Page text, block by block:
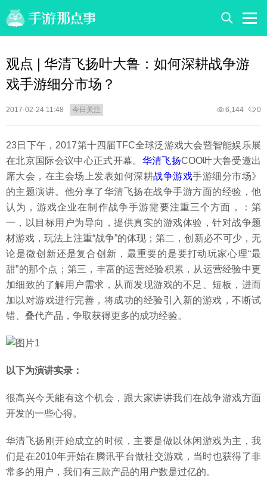
观点 | 华清飞扬叶大鲁：如何深耕战争游
戏手游细分市场？
2017-02-24 11:48 今日关注 0
6,144
23日下午，2017第十四届TFC全球泛游戏大会暨智能娱乐展
在北京国际会议中心正式开幕。 华清飞扬COO叶大鲁受邀出
席大会，在主会场上发表如何深耕战争游戏手游细分市场》
的主题演讲。他分享了华清飞扬在战争手游方面的经验，他
认为，游戏企业在制作战争手游需要注重三个方面，：第
一，以目标用户为导向，提供真实的游戏体验，针对战争题
材游戏，玩法上注重“战争”的体现；第二，创新必不可少，无
论是微创新还是复合创新，最重要的是要打动玩家心理“最
甜”的那个点；第三，丰富的运营经验积累，从运营经验中更
加细致的了解用户需求，从而发现游戏的不足、短板，进而
加以对游戏进行完善，将成功的经验引入新的游戏，不断试
错、叠代产品，争取获得更多的成功经验。
以下为演讲实录：
很高兴今天能有这个机会，跟大家讲讲我们在战争游戏方面
开发的一些心得。
华清飞扬刚开始成立的时候，主要是做以休闲游戏为主，我
们是在2010年开始在腾讯平台做社交游戏，当时也获得了非
常多的用户，我们有三款产品的用户数是过亿的。